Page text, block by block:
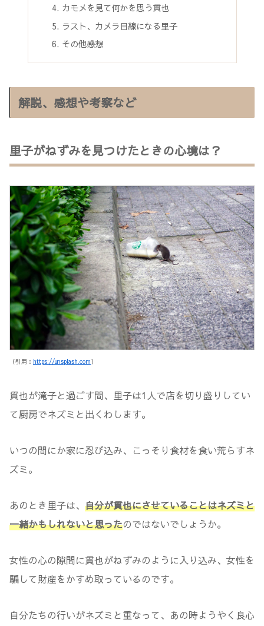
カモメを見て何かを思う貫也
ラスト、カメラ目線になる里子
その他感想
解説、感想や考察など
里子がねずみを見つけたときの心境は？
（引用： https://unsplash.com）
貫也が滝子と過ごす間、里子は1人で店を切り盛りしてい
て厨房でネズミと出くわします。
いつの間にか家に忍び込み、こっそり食材を食い荒らすネ
ズミ。
あのとき里子は、 自分が貫也にさせていることはネズミと
一緒かもしれないと思ったのではないでしょうか。
女性の心の隙間に貫也がねずみのように入り込み、女性を
騙して財産をかすめ取っているのです。
自分たちの行いがネズミと重なって、あの時ようやく良心